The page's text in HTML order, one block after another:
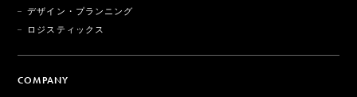
デザイン・プランニング
ロジスティックス
COMPANY